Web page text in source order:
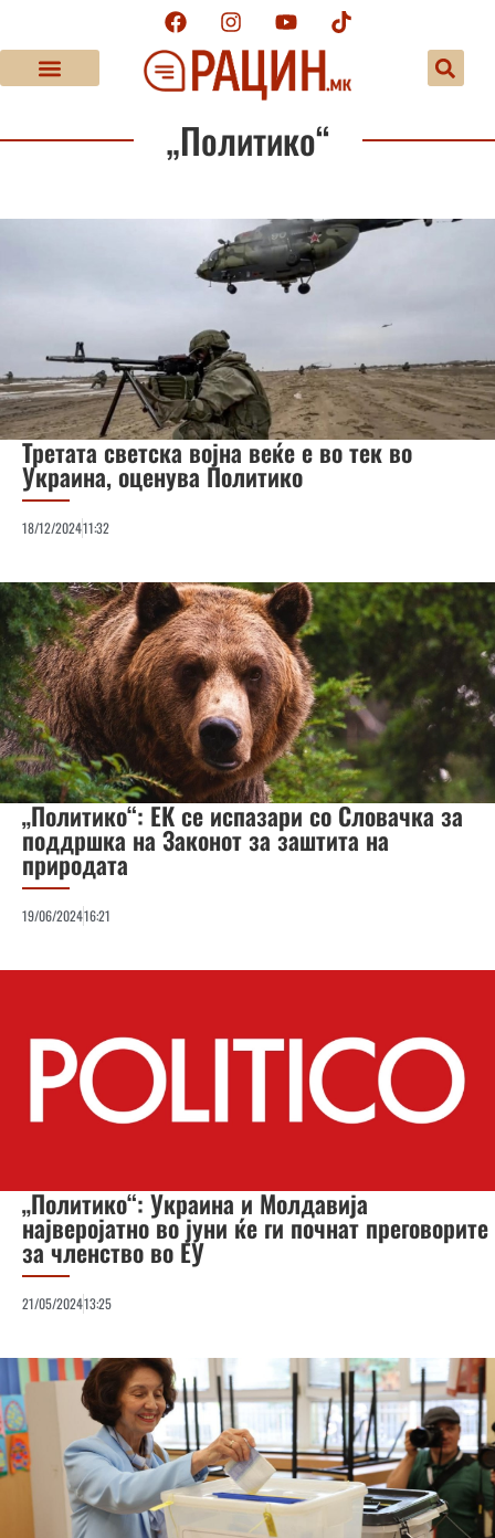
„Политико“
Третата светска војна веќе е во тек во
Украина, оценува Политико
18/12/202411:32
„Политико“: ЕК се испазари со Словачка за
поддршка на Законот за заштита на
природата
19/06/202416:21
„Политико“: Украина и Молдавија
најверојатно во јуни ќе ги почнат преговорите
за членство во ЕУ
21/05/202413:25